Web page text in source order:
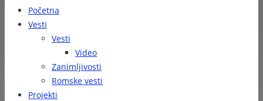
Početna
Vesti
Vesti
Video
Zanimljivosti
Romske vesti
Projekti